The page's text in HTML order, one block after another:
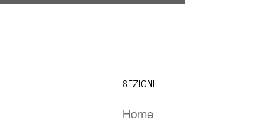
SEZIONI
Home